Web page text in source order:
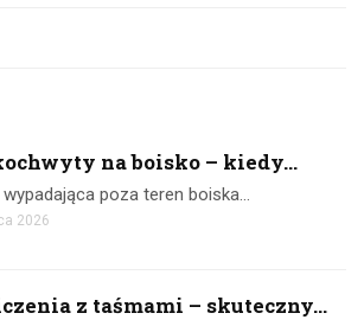
na boisko – kiedy...
wypadająca poza teren boiska…
2026
z taśmami – skuteczny...